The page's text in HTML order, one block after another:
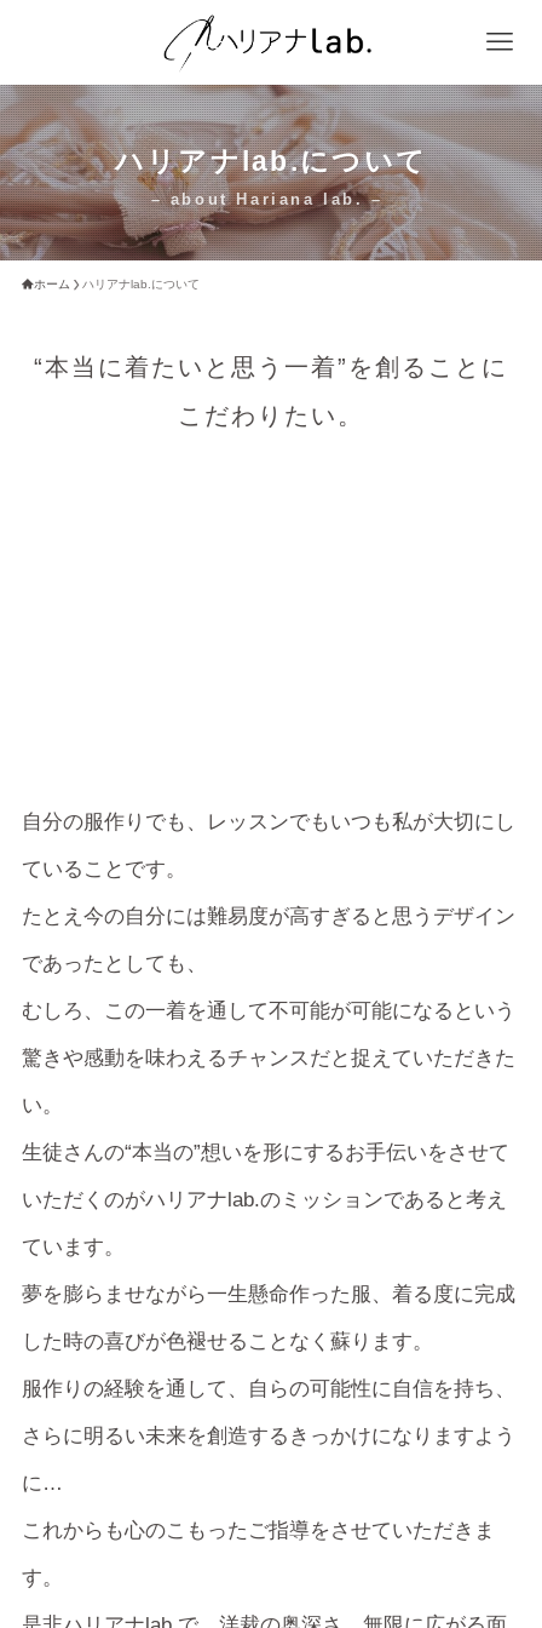
ハリアナlab.について
– about Hariana lab. –
ホーム ハリアナlab.について
“本当に着たいと思う一着”を創ることに
こだわりたい。
自分の服作りでも、レッスンでもいつも私が大切にし
ていることです。
たとえ今の自分には難易度が高すぎると思うデザイン
であったとしても、
むしろ、この一着を通して不可能が可能になるという
驚きや感動を味わえるチャンスだと捉えていただきた
い。
生徒さんの“本当の”想いを形にするお手伝いをさせて
いただくのがハリアナlab.のミッションであると考え
ています。
夢を膨らませながら一生懸命作った服、着る度に完成
した時の喜びが色褪せることなく蘇ります。
服作りの経験を通して、自らの可能性に自信を持ち、
さらに明るい未来を創造するきっかけになりますよう
に…
これからも心のこもったご指導をさせていただきま
す。